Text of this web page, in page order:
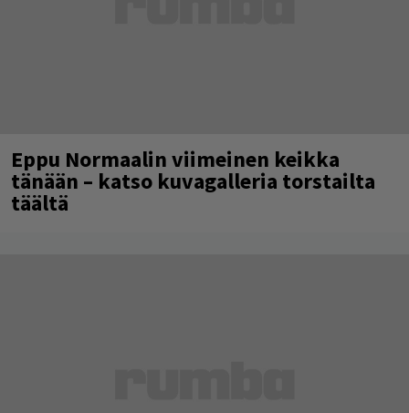
Eppu Normaalin viimeinen keikka
tänään – katso kuvagalleria torstailta
täältä